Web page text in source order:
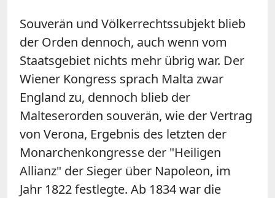
Souverän und Völkerrechtssubjekt blieb
der Orden dennoch, auch wenn vom
Staatsgebiet nichts mehr übrig war. Der
Wiener Kongress sprach Malta zwar
England zu, dennoch blieb der
Malteserorden souverän, wie der Vertrag
von Verona, Ergebnis des letzten der
Monarchenkongresse der "Heiligen
Allianz" der Sieger über Napoleon, im
Jahr 1822 festlegte. Ab 1834 war die